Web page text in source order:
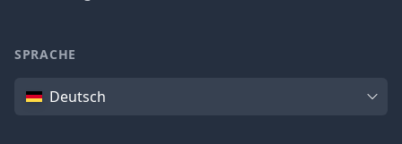
SPRACHE
SpracheDeutsch